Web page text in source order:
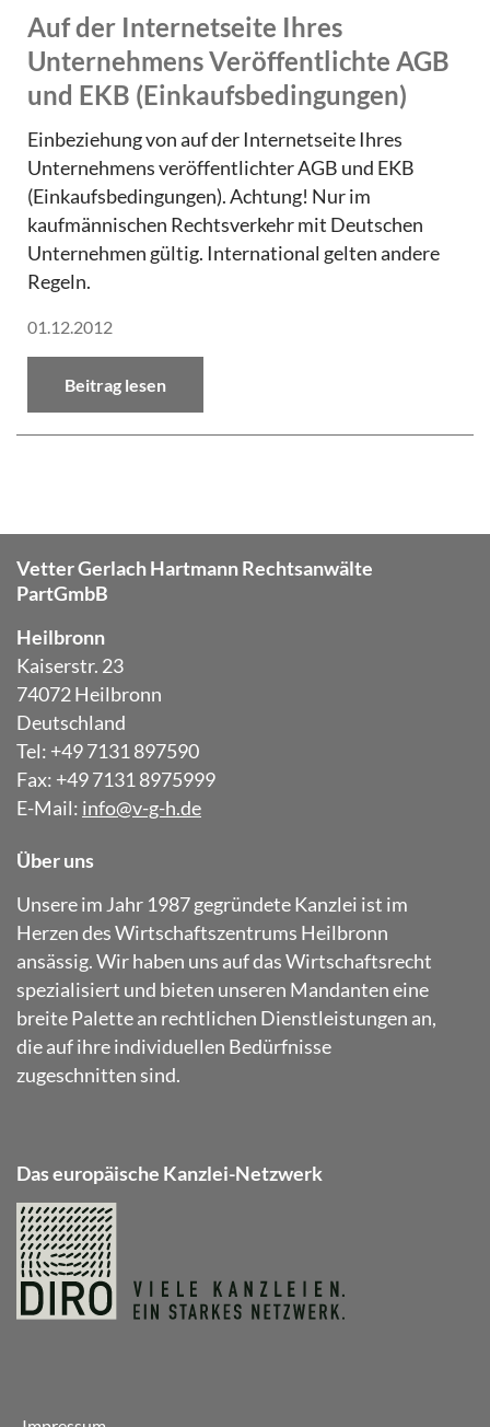
Auf der Internetseite Ihres
Unternehmens Veröffentlichte AGB
und EKB (Einkaufsbedingungen)
Einbeziehung von auf der Internetseite Ihres
Unternehmens veröffentlichter AGB und EKB
(Einkaufsbedingungen). Achtung! Nur im
kaufmännischen Rechtsverkehr mit Deutschen
Unternehmen gültig. International gelten andere
Regeln.
01.12.2012
Beitrag lesen
Vetter Gerlach Hartmann Rechtsanwälte
PartGmbB
Heilbronn
Kaiserstr. 23
74072 Heilbronn
Deutschland
Tel: +49 7131 897590
Fax: +49 7131 8975999
E-Mail: info@v-g-h.de
Über uns
Unsere im Jahr 1987 gegründete Kanzlei ist im
Herzen des Wirtschaftszentrums Heilbronn
ansässig. Wir haben uns auf das Wirtschaftsrecht
spezialisiert und bieten unseren Mandanten eine
breite Palette an rechtlichen Dienstleistungen an,
die auf ihre individuellen Bedürfnisse
zugeschnitten sind.
Das europäische Kanzlei-Netzwerk